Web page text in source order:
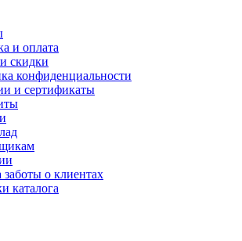
и оплата
скидки
конфиденциальности
и сертификаты
о клиентах
каталога